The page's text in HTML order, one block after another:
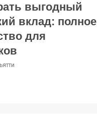
выгодный
вклад: полное
для